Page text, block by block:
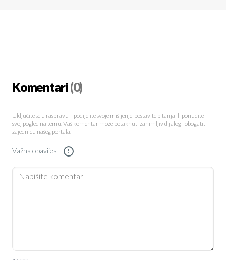
Komentari(0)
Uključite se u raspravu – podijelite svoje mišljenje, postavite pitanja ili ponudite
svoj pogled na temu. Vaš komentar može potaknuti zanimljiv dijalog i obogatiti
zajednicu našeg portala.
Važna obavijest !